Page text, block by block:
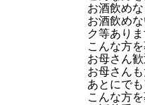
お酒飲め
お酒飲め
ク等あり
こんな方
お母さん歓
お母さん
あとにで
こんな方